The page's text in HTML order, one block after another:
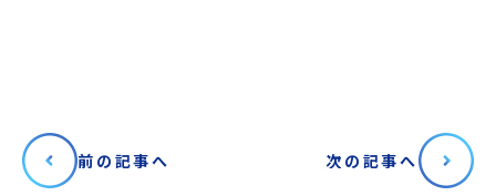
前の記事へ 次の記事へ